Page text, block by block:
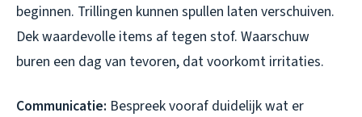
beginnen. Trillingen kunnen spullen laten verschuiven.
Dek waardevolle items af tegen stof. Waarschuw
buren een dag van tevoren, dat voorkomt irritaties.
Communicatie: Bespreek vooraf duidelijk wat er